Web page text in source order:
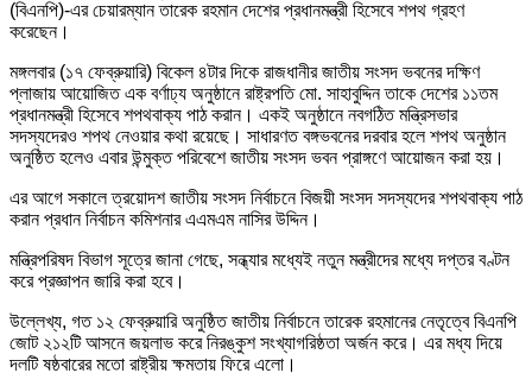
(বিএনপি)-এর চেয়ারম্যান তারেক রহমান দেশের প্রধানমন্ত্রী হিসেবে শপথ গ্রহণ
করেছেন।
মঙ্গলবার (১৭ ফেব্রুয়ারি) বিকেল ৪টার দিকে রাজধানীর জাতীয় সংসদ ভবনের দক্ষিণ
প্লাজায় আয়োজিত এক বর্ণাঢ্য অনুষ্ঠানে রাষ্ট্রপতি মো. সাহাবুদ্দিন তাকে দেশের ১১তম
প্রধানমন্ত্রী হিসেবে শপথবাক্য পাঠ করান। একই অনুষ্ঠানে নবগঠিত মন্ত্রিসভার
সদস্যদেরও শপথ নেওয়ার কথা রয়েছে। সাধারণত বঙ্গভবনের দরবার হলে শপথ অনুষ্ঠান
অনুষ্ঠিত হলেও এবার উন্মুক্ত পরিবেশে জাতীয় সংসদ ভবন প্রাঙ্গণে আয়োজন করা হয়।
এর আগে সকালে ত্রয়োদশ জাতীয় সংসদ নির্বাচনে বিজয়ী সংসদ সদস্যদের শপথবাক্য পাঠ
করান প্রধান নির্বাচন কমিশনার এএমএম নাসির উদ্দিন।
মন্ত্রিপরিষদ বিভাগ সূত্রে জানা গেছে, সন্ধ্যার মধ্যেই নতুন মন্ত্রীদের মধ্যে দপ্তর বণ্টন
করে প্রজ্ঞাপন জারি করা হবে।
উল্লেখ্য, গত ১২ ফেব্রুয়ারি অনুষ্ঠিত জাতীয় নির্বাচনে তারেক রহমানের নেতৃত্বে বিএনপি
জোট ২১২টি আসনে জয়লাভ করে নিরঙ্কুশ সংখ্যাগরিষ্ঠতা অর্জন করে। এর মধ্য দিয়ে
দলটি ষষ্ঠবারের মতো রাষ্ট্রীয় ক্ষমতায় ফিরে এলো।